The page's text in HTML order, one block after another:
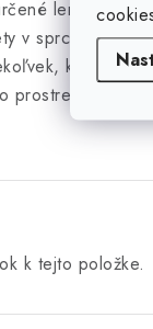
len na
v sprchových
kde by na
k tejto položke.